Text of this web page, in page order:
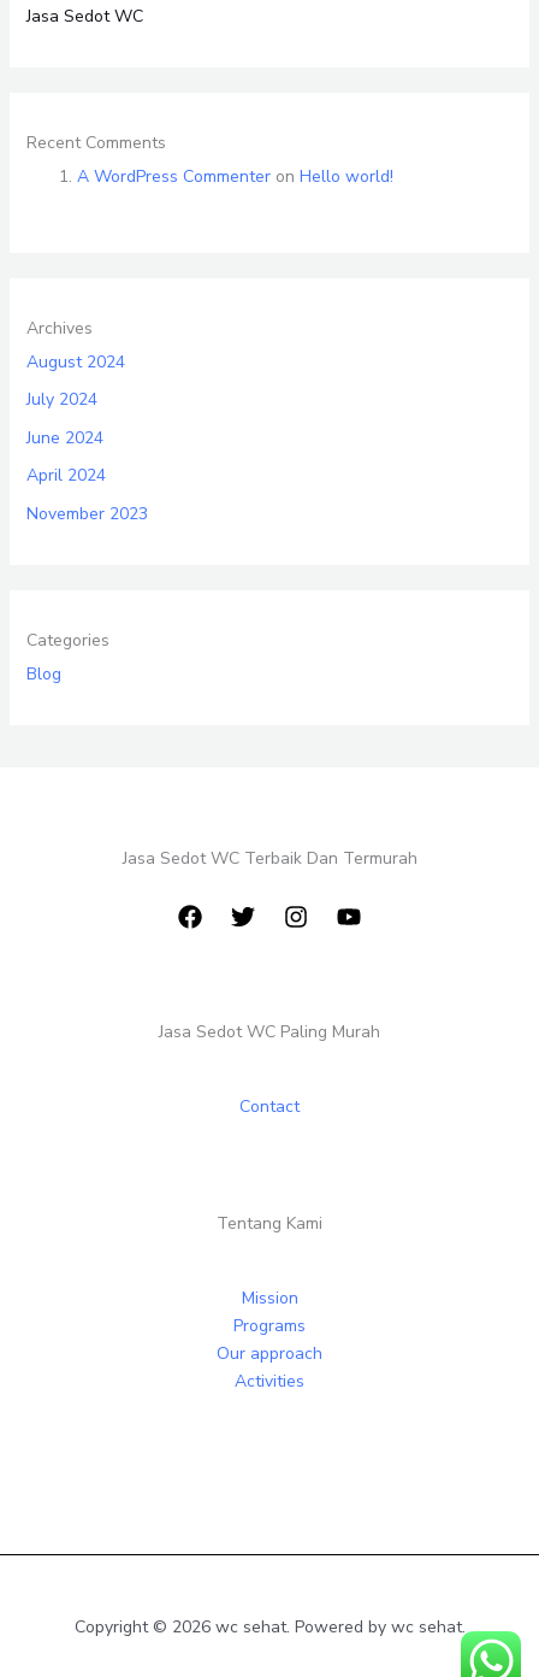
Jasa Sedot WC
Recent Comments
A WordPress Commenteron Hello world!
Archives
August 2024
July 2024
June 2024
April 2024
November 2023
Categories
Blog
Jasa Sedot WC Terbaik Dan Termurah
Jasa Sedot WC Paling Murah
Contact
Tentang Kami
Mission
Programs
Our approach
Activities
Copyright © 2026 wc sehat. Powered by wc sehat.